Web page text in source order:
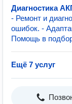
Диагностика
- Ремонт и
ошибок. -
Помощь в
Ещё 7 услуг